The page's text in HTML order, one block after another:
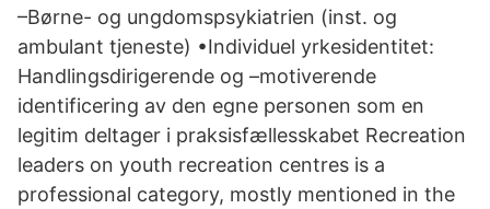
–Børne- og ungdomspsykiatrien (inst. og
ambulant tjeneste) •Individuel yrkesidentitet:
Handlingsdirigerende og –motiverende
identificering av den egne personen som en
legitim deltager i praksisfællesskabet Recreation
leaders on youth recreation centres is a
professional category, mostly mentioned in the